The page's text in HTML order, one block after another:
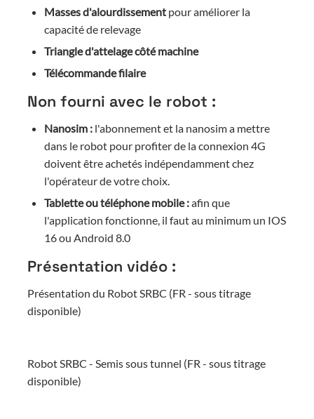
Masses d'alourdissement pour améliorer la
capacité de relevage
Triangle d'attelage côté machine
Télécommande filaire
Non fourni avec le robot :
Nanosim : l'abonnement et la nanosim a mettre
dans le robot pour profiter de la connexion 4G
doivent être achetés indépendamment chez
l'opérateur de votre choix.
Tablette ou téléphone mobile :afin que
l'application fonctionne, il faut au minimum un IOS
16 ou Android 8.0
Présentation vidéo :
Présentation du Robot SRBC (FR - sous titrage
disponible)
Robot SRBC - Semis sous tunnel (FR - sous titrage
disponible)